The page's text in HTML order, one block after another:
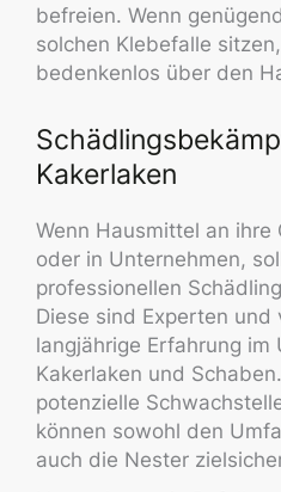
befreien. Wenn
solchen Klebefalle
bedenkenlos über den
Kakerlaken
Wenn Hausmittel an ihre
oder in Unternehmen,
professionellen
Diese sind Experten und
langjährige Erfahrung im
Kakerlaken und
potenzielle
können sowohl den
auch die Nester